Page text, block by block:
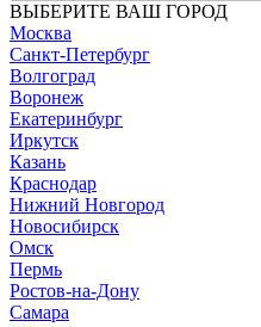
ВЫБЕРИТЕ ВАШ ГОРОД
Москва
Санкт-Петербург
Волгоград
Воронеж
Екатеринбург
Иркутск
Казань
Краснодар
Нижний Новгород
Новосибирск
Омск
Пермь
Ростов-на-Дону
Самара